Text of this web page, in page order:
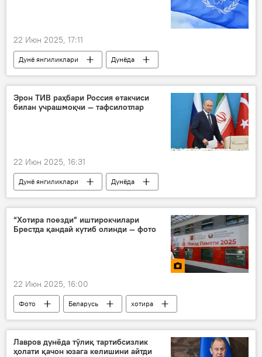
22 Июн 2025, 17:11
Дунё янгиликлари
Дунёда
Сиёсат
Россия
Россия ТИВ
Эрон
Исроил
МАГАТЭ
БМТ
ядро қуроли
Эрон ТИВ раҳбари Россия етакчиси
билан учрашмоқчи — тафсилотлар
22 Июн 2025, 16:31
Дунё янгиликлари
Дунёда
Эрон
Россия
Владимир Путин
АҚШ
ядровий дастур
“Хотира поезди” иштирокчилари
Брестда қандай кутиб олинди — фото
22 Июн 2025, 16:00
Фото Беларусь хотира
Лавров дунёда тўлиқ тартибсизлик
ҳолати қачон юзага келишини айтди